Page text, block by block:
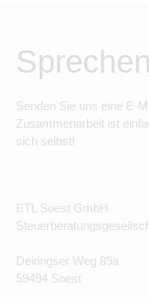
Senden Sie uns eine E-
Zusammenarbeit ist
sich selbst!
ETL Soest GmbH
Deiringser Weg 89a
59494 Soest